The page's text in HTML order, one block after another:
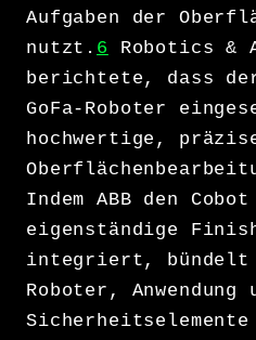
Aufgaben der
nutzt. 6 Robotics &
berichtete, dass
GoFa-Roboter
hochwertige,
Indem ABB den
eigenständige
integriert, bündelt
Roboter, Anwendung